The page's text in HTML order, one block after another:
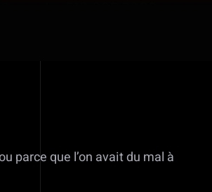
parce que l’on avait du mal à